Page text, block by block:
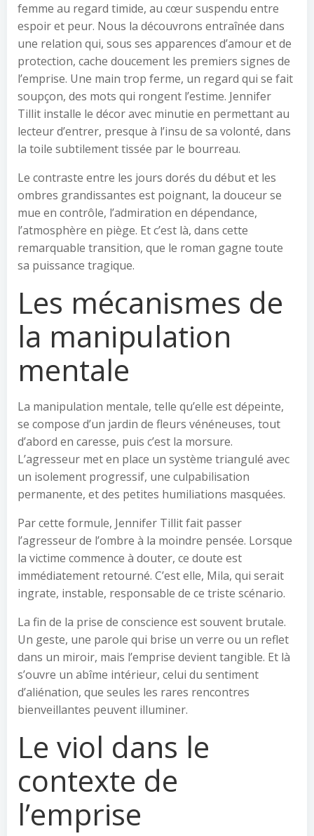
femme au regard timide, au cœur suspendu entre
espoir et peur. Nous la découvrons entraînée dans
une relation qui, sous ses apparences d’amour et de
protection, cache doucement les premiers signes de
l’emprise. Une main trop ferme, un regard qui se fait
soupçon, des mots qui rongent l’estime. Jennifer
Tillit installe le décor avec minutie en permettant au
lecteur d’entrer, presque à l’insu de sa volonté, dans
la toile subtilement tissée par le bourreau.
Le contraste entre les jours dorés du début et les
ombres grandissantes est poignant, la douceur se
mue en contrôle, l’admiration en dépendance,
l’atmosphère en piège. Et c’est là, dans cette
remarquable transition, que le roman gagne toute
sa puissance tragique.
Les mécanismes de
la manipulation
mentale
La manipulation mentale, telle qu’elle est dépeinte,
se compose d’un jardin de fleurs vénéneuses, tout
d’abord en caresse, puis c’est la morsure.
L’agresseur met en place un système triangulé avec
un isolement progressif, une culpabilisation
permanente, et des petites humiliations masquées.
Par cette formule, Jennifer Tillit fait passer
l’agresseur de l’ombre à la moindre pensée. Lorsque
la victime commence à douter, ce doute est
immédiatement retourné. C’est elle, Mila, qui serait
ingrate, instable, responsable de ce triste scénario.
La fin de la prise de conscience est souvent brutale.
Un geste, une parole qui brise un verre ou un reflet
dans un miroir, mais l’emprise devient tangible. Et là
s’ouvre un abîme intérieur, celui du sentiment
d’aliénation, que seules les rares rencontres
bienveillantes peuvent illuminer.
Le viol dans le
contexte de
l’emprise